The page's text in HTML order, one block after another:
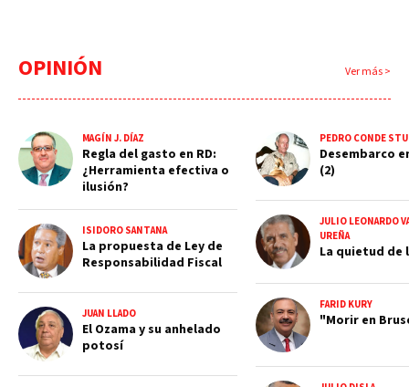
OPINIÓN Ver más >
MAGÍN J. DÍAZ
Regla del gasto en RD:
¿Herramienta efectiva o
ilusión?
ISIDORO SANTANA
La propuesta de Ley de
Responsabilidad Fiscal
JUAN LLADO
El Ozama y su anhelado
potosí
PEDRO CONDE
Desembarco
(2)
JULIO LEONARDO
UREÑA
La quietud de
FARID KURY
"Morir en